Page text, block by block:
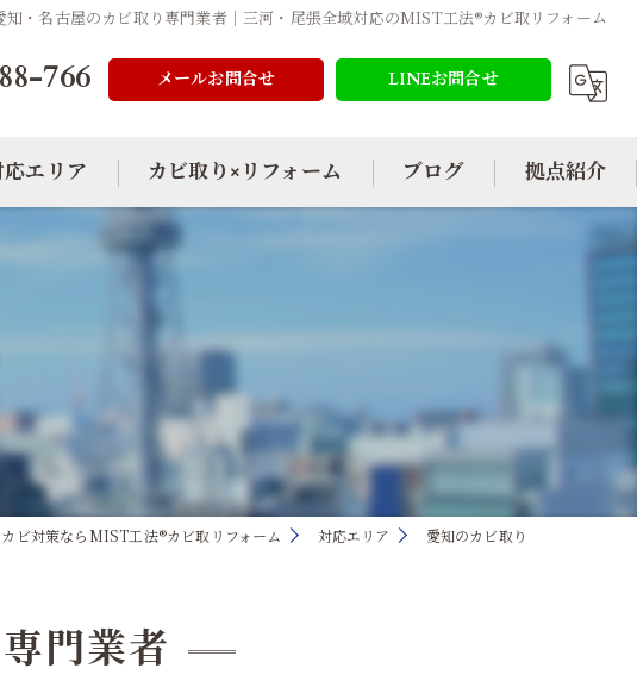
知・名古屋のカビ取り専門業者｜三河・尾張全域対応のMIST工法®カビ取リフォーム
766 メールお問合せ LINEお問合せ
応エリア
のカビ取り
カビ取り×リフォーム ブログ 拠点紹介
ビ対策ならMIST工法®カビ取リフォーム 対応エリア 愛知のカビ取り
門業者